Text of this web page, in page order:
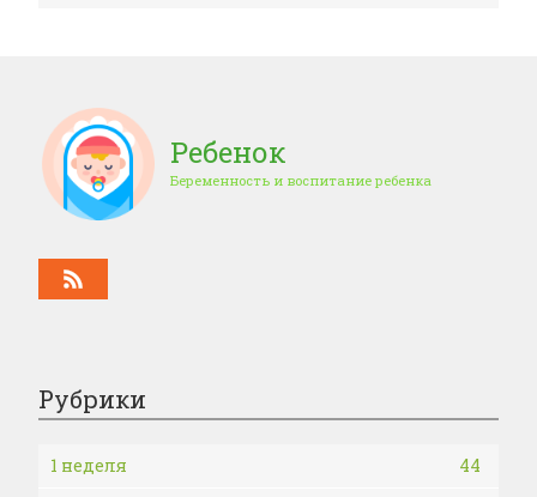
Ребенок
Беременность и воспитание ребенка
Рубрики
1 неделя
44